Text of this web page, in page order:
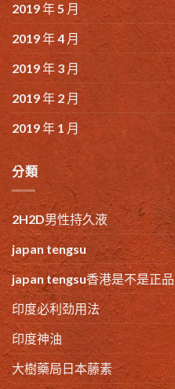
2019 年 5 月
2019 年 4 月
2019 年 3 月
2019 年 2 月
2019 年 1 月
分類
2H2D男性持久液
japan tengsu
japan tengsu香港是不是正品
印度必利劲用法
印度神油
大樹藥局日本藤素